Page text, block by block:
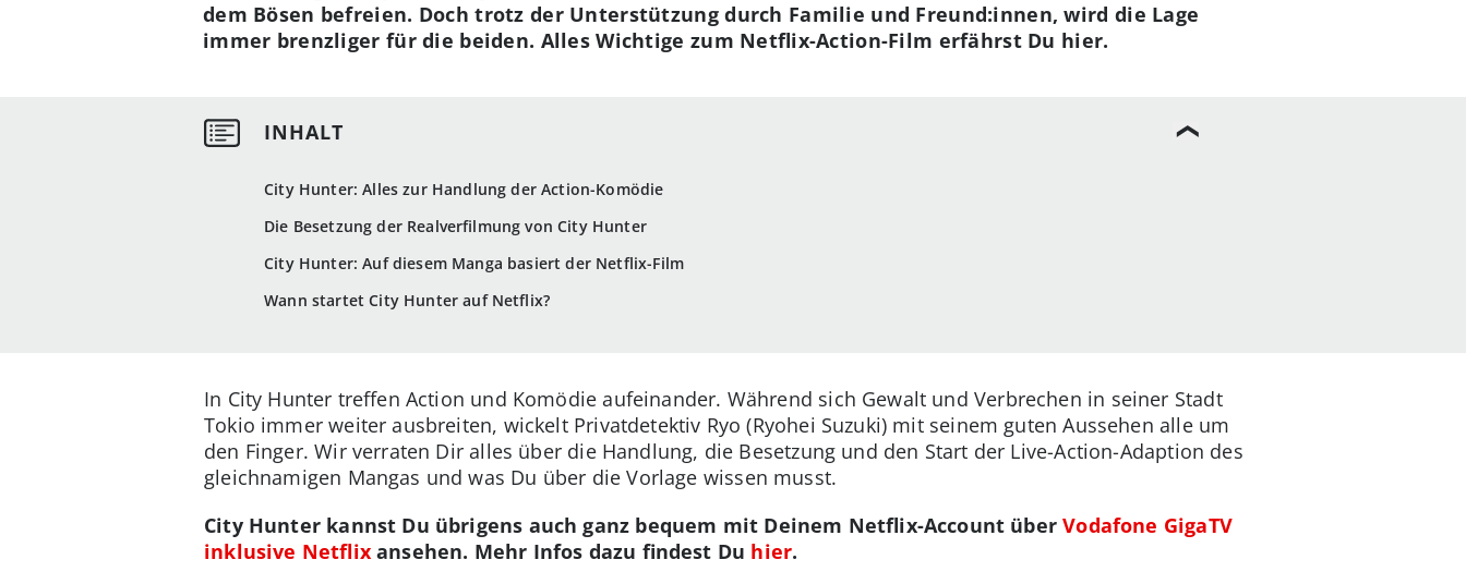
City Hunter: Alles zur Handlung der Action-Komödie
Die Besetzung der Realverfilmung von City Hunter
City Hunter: Auf diesem Manga basiert der Netflix-Film
Wann startet City Hunter auf Netflix?
dem Bösen befreien. Doch trotz der Unterstützung durch Familie und Freund:innen, wird die Lage
immer brenzliger für die beiden. Alles Wichtige zum Netflix-Action-Film erfährst Du hier.
In City Hunter treffen Action und Komödie aufeinander. Während sich Gewalt und Verbrechen in seiner Stadt
Tokio immer weiter ausbreiten, wickelt Privatdetektiv Ryo (Ryohei Suzuki) mit seinem guten Aussehen alle um
den Finger. Wir verraten Dir alles über die Handlung, die Besetzung und den Start der Live-Action-Adaption des
gleichnamigen Mangas und was Du über die Vorlage wissen musst.
City Hunter kannst Du übrigens auch ganz bequem mit Deinem Netflix-Account überVodafone GigaTV
inklusive Netflixansehen. Mehr Infos dazu findest Du hier.